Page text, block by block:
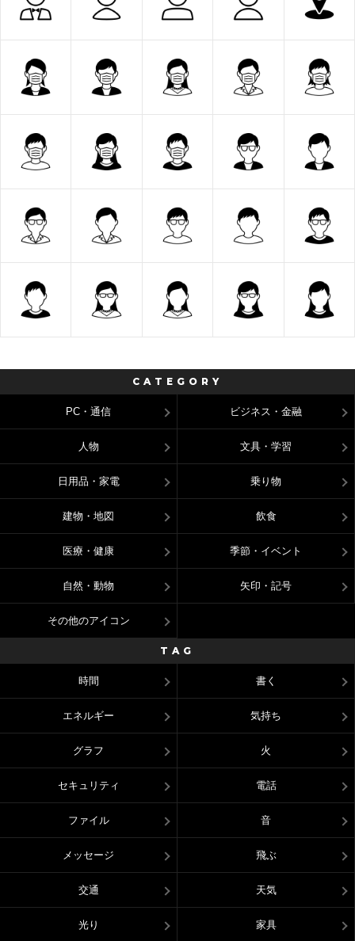
CATEGORY
PC・通信 ビジネス・金融
人物 文具・学習
日用品・家電 乗り物
建物・地図 飲食
医療・健康 季節・イベント
自然・動物 矢印・記号
その他のアイコン
TAG
時間 書く
エネルギー 気持ち
グラフ 火
セキュリティ 電話
ファイル 音
メッセージ 飛ぶ
交通 天気
光り 家具